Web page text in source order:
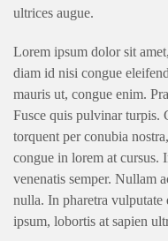
ultrices augue.
Lorem ipsum dolor sit
diam id nisi congue
mauris ut, congue enim.
Fusce quis pulvinar turpis.
torquent per conubia
congue in lorem at cursus.
venenatis semper. Nullam
nulla. In pharetra vulputate
ipsum, lobortis at sapien